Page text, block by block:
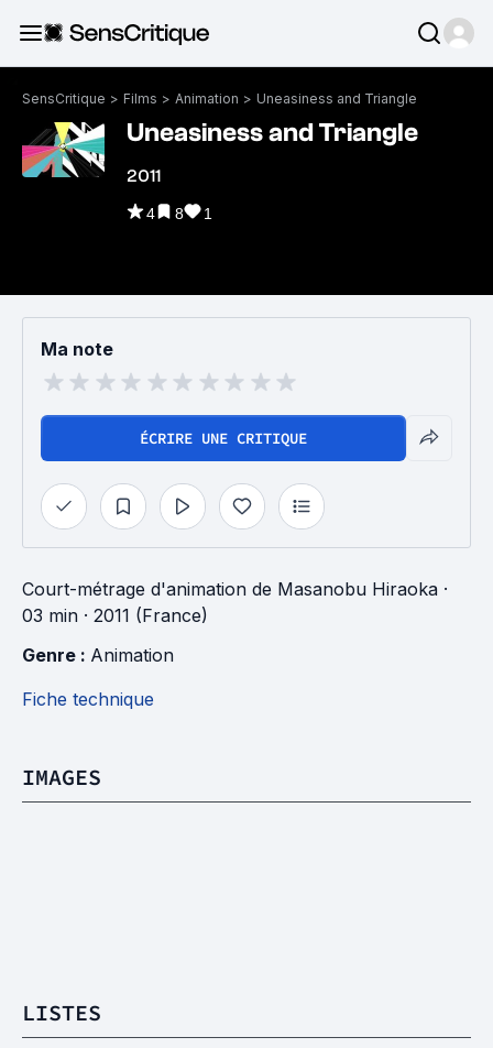
SensCritique > Films > Animation > Uneasiness and Triangle
Uneasiness and Triangle
2011
4 8 1
Ma note
ÉCRIRE UNE CRITIQUE
Court-métrage d'animation de Masanobu Hiraoka ·
03 min · 2011 (France)
Genre : Animation
Fiche technique
IMAGES
LISTES